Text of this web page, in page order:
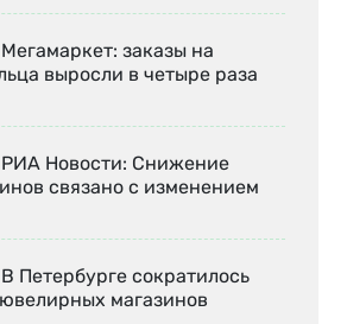
Мегамаркет: заказы на
выросли в четыре раза
РИА Новости: Снижение
связано с изменением
В Петербурге сократилось
магазинов